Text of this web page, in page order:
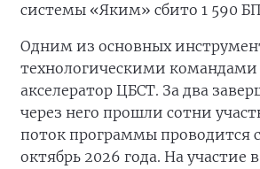
системы «Яким» сбито 1 590
Одним из основных
технологическими командами
акселератор ЦБСТ. За два
через него прошли сотни
поток программы проводится
октябрь 2026 года. На участие